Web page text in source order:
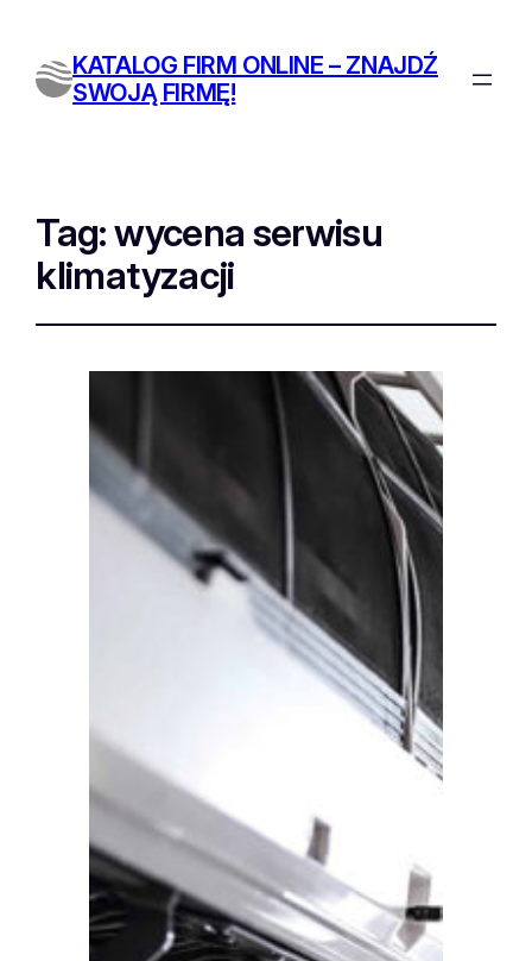
KATALOG FIRM ONLINE – ZNAJDŹ
SWOJĄ FIRMĘ!
Tag:wycena serwisu
klimatyzacji